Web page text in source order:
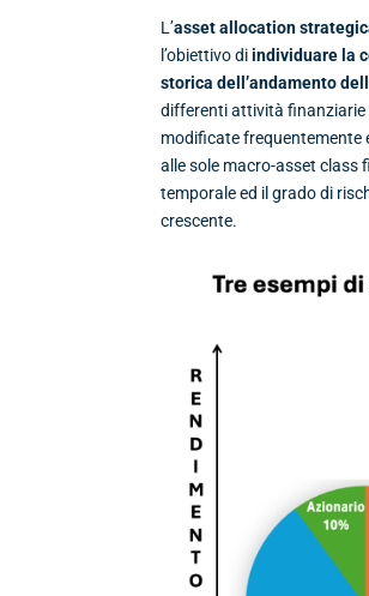
L’asset allocation
l’obiettivo diindividuare la
storica dell’andamento
differenti attività finanziarie
modificate frequentemente
alle sole macro-asset class
temporale ed il grado di
crescente.